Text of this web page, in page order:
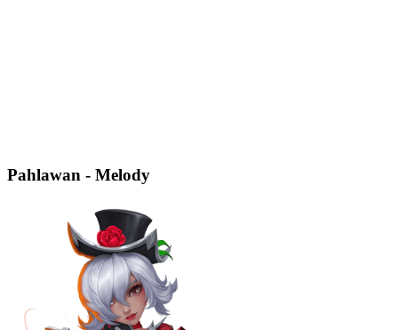
Pahlawan - Melody